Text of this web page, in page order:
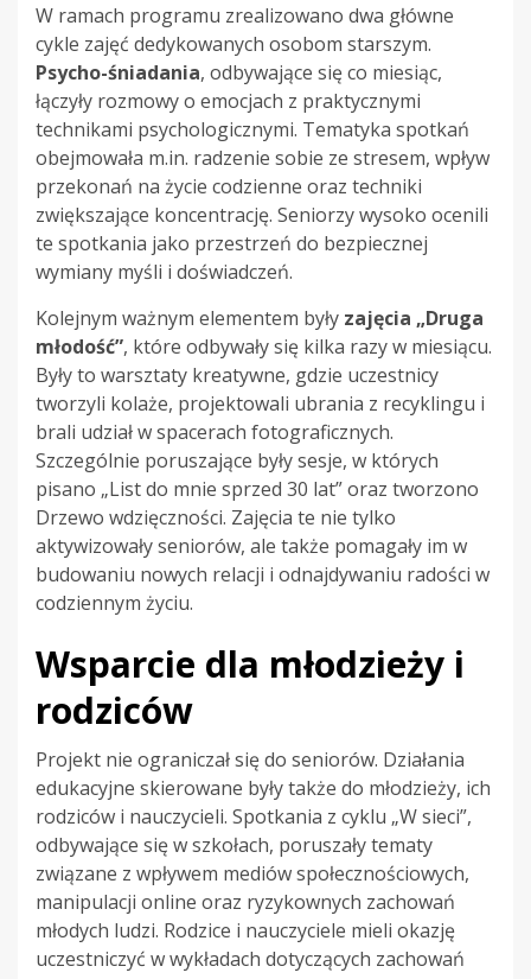
W ramach programu zrealizowano dwa główne
cykle zajęć dedykowanych osobom starszym.
Psycho-śniadania, odbywające się co miesiąc,
łączyły rozmowy o emocjach z praktycznymi
technikami psychologicznymi. Tematyka spotkań
obejmowała m.in. radzenie sobie ze stresem, wpływ
przekonań na życie codzienne oraz techniki
zwiększające koncentrację. Seniorzy wysoko ocenili
te spotkania jako przestrzeń do bezpiecznej
wymiany myśli i doświadczeń.
Kolejnym ważnym elementem były zajęcia „Druga
młodość”, które odbywały się kilka razy w miesiącu.
Były to warsztaty kreatywne, gdzie uczestnicy
tworzyli kolaże, projektowali ubrania z recyklingu i
brali udział w spacerach fotograficznych.
Szczególnie poruszające były sesje, w których
pisano „List do mnie sprzed 30 lat” oraz tworzono
Drzewo wdzięczności. Zajęcia te nie tylko
aktywizowały seniorów, ale także pomagały im w
budowaniu nowych relacji i odnajdywaniu radości w
codziennym życiu.
Wsparcie dla młodzieży i
rodziców
Projekt nie ograniczał się do seniorów. Działania
edukacyjne skierowane były także do młodzieży, ich
rodziców i nauczycieli. Spotkania z cyklu „W sieci”,
odbywające się w szkołach, poruszały tematy
związane z wpływem mediów społecznościowych,
manipulacji online oraz ryzykownych zachowań
młodych ludzi. Rodzice i nauczyciele mieli okazję
uczestniczyć w wykładach dotyczących zachowań